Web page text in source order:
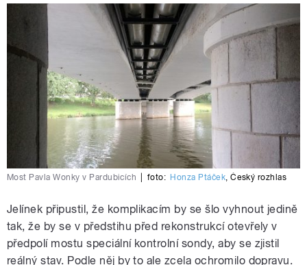
Most Pavla Wonky v Pardubicích foto: Honza Ptáček,Český rozhlas
Jelínek připustil, že komplikacím by se šlo vyhnout jedině
tak, že by se v předstihu před rekonstrukcí otevřely v
předpolí mostu speciální kontrolní sondy, aby se zjistil
reálný stav. Podle něj by to ale zcela ochromilo dopravu.